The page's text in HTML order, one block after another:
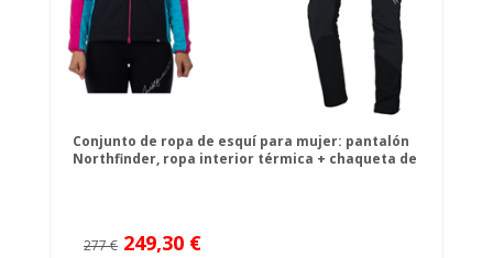
Conjunto de ropa de esquí para mujer: pantalón
Northfinder, ropa interior térmica + chaqueta de
277 € 249,30 €